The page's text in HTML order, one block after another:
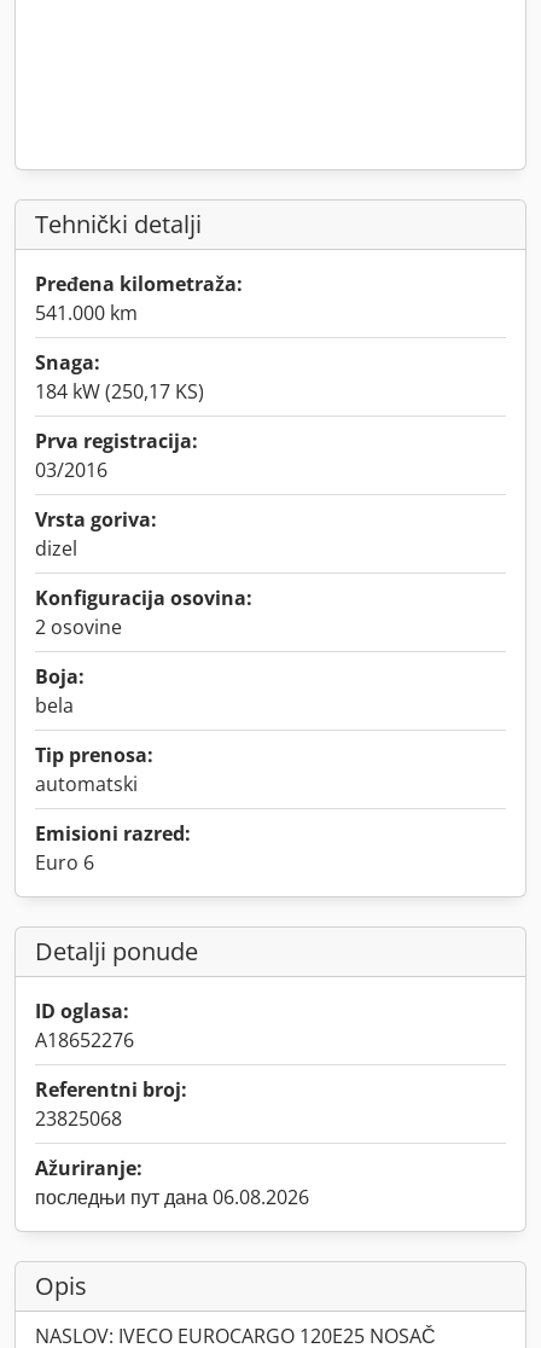
Tehnički detalji
Pređena kilometraža:
541.000 km
Snaga:
184 kW (250,17 KS)
Prva registracija:
03/2016
Vrsta goriva:
dizel
Konfiguracija osovina:
2 osovine
Boja:
bela
Tip prenosa:
automatski
Emisioni razred:
Euro 6
Detalji ponude
ID oglasa:
A18652276
Referentni broj:
23825068
Ažuriranje:
последњи пут дана 06.08.2026
Opis
NASLOV: IVECO EUROCARGO 120E25 NOSAČ